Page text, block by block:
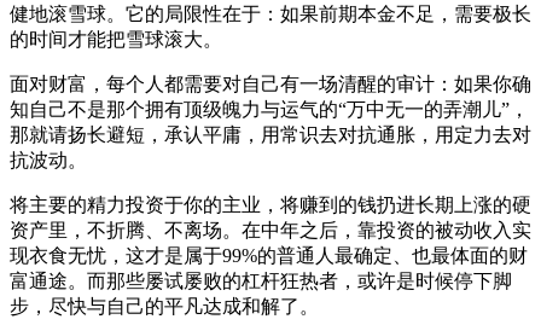
健地滚雪球。它的局限性在于：如果前期本金不足，需要极长
的时间才能把雪球滚大。
面对财富，每个人都需要对自己有一场清醒的审计：如果你确
知自己不是那个拥有顶级魄力与运气的“万中无一的弄潮儿”，
那就请扬长避短，承认平庸，用常识去对抗通胀，用定力去对
抗波动。
将主要的精力投资于你的主业，将赚到的钱扔进长期上涨的硬
资产里，不折腾、不离场。在中年之后，靠投资的被动收入实
现衣食无忧，这才是属于99%的普通人最确定、也最体面的财
富通途。而那些屡试屡败的杠杆狂热者，或许是时候停下脚
步，尽快与自己的平凡达成和解了。